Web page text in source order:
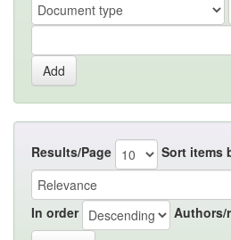
Results/Page Sort items
In order Authors/